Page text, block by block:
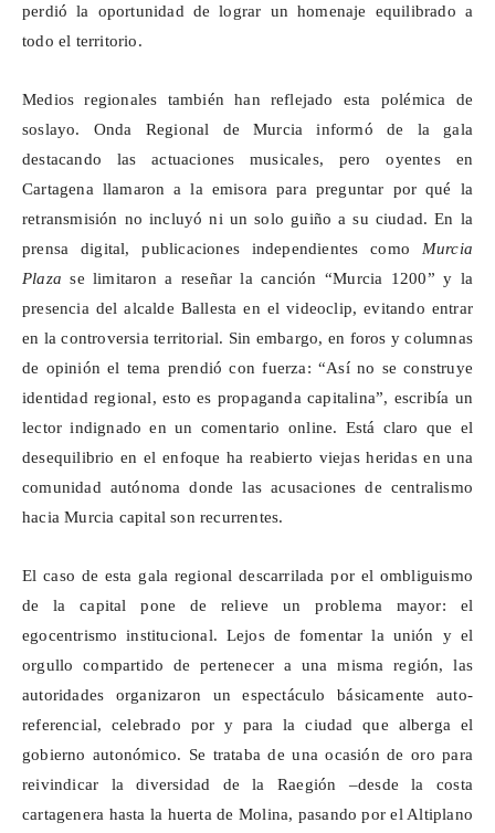
perdió la oportunidad de lograr un homenaje equilibrado a
todo el territorio.
Medios regionales también han reflejado esta polémica de
soslayo. Onda Regional de Murcia informó de la gala
destacando las actuaciones musicales, pero oyentes en
Cartagena llamaron a la emisora para preguntar por qué la
retransmisión no incluyó ni un solo guiño a su ciudad. En la
prensa digital, publicaciones independientes como Murcia
Plaza se limitaron a reseñar la canción “Murcia 1200” y la
presencia del alcalde Ballesta en el videoclip, evitando entrar
en la controversia territorial. Sin embargo, en foros y columnas
de opinión el tema prendió con fuerza: “Así no se construye
identidad regional, esto es propaganda capitalina”, escribía un
lector indignado en un comentario online. Está claro que el
desequilibrio en el enfoque ha reabierto viejas heridas en una
comunidad autónoma donde las acusaciones de centralismo
hacia Murcia capital son recurrentes.
El caso de esta gala regional descarrilada por el ombliguismo
de la capital pone de relieve un problema mayor: el
egocentrismo institucional. Lejos de fomentar la unión y el
orgullo compartido de pertenecer a una misma región, las
autoridades organizaron un espectáculo básicamente auto-
referencial, celebrado por y para la ciudad que alberga el
gobierno autonómico. Se trataba de una ocasión de oro para
reivindicar la diversidad de laRaegión –desde la costa
cartagenera hasta la huerta de Molina, pasando por el Altiplano